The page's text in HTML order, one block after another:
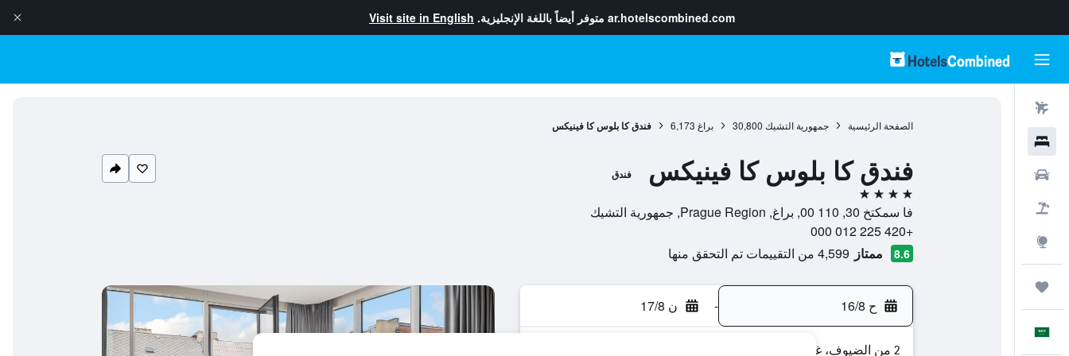
ar.hotelscombined.com متوفر أيضاً باللغة الإنجليزية. Visit site in English
الصفحة الرئيسية جمهورية التشيك 30,800 براغ 6,173 فندق كا بلوس كا فينيكس
فندق كا بلوس كا فينيكس فندق
4 نجوم
فا سمكتخ 30, 110 00, براغ, Prague Region, جمهورية التشيك
+420 225 012 000
8.6 ممتاز 4,599 من التقييمات تم التحقق منها
ح 16/8 - ن 17/8
2 من الضيوف، غرفة واحدة